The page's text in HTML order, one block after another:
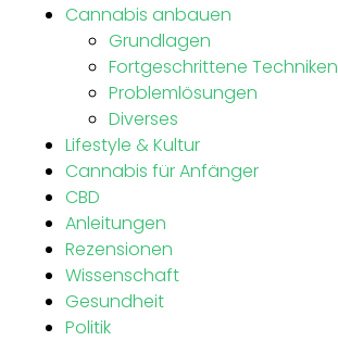
Cannabis anbauen
Grundlagen
Fortgeschrittene Techniken
Problemlösungen
Diverses
Lifestyle & Kultur
Cannabis für Anfänger
CBD
Anleitungen
Rezensionen
Wissenschaft
Gesundheit
Politik